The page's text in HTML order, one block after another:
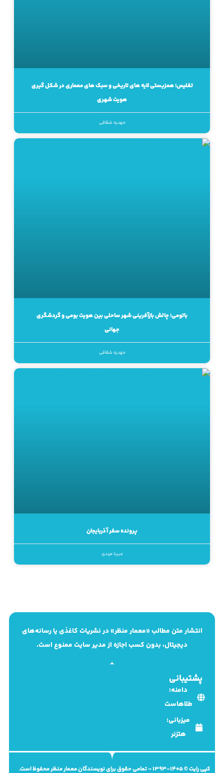
تفلیس؛ همزیستی لایه های تاریخی و سبک های معماری در شکل گیری
هویت شهری
مهدیه شقاقی
باتومی؛ چالش بازآفرینی شهر ساحلی بین هویت بومی و گردشگری
جهانی
مهدیه شقاقی
پرونده سفر آذربایجان
مبینا مرندی
انتشار متن مطالب «معمار منظر» در نشریات کاغذی یا رسانه‌های
دیجیتال، بدون کسب اجازه از مدیر سایت ممنوع است.
پشتیبانی
دامنه:
طلاهاست
میزبانی:
هتزنر
کپی رایت © 1405-1393 – تمامی حقوق برای نویسندگان معمار منظر محفوظ است.